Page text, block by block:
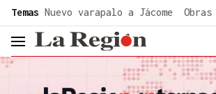
Temas Nuevo varapalo a Jácome
header.menu.open